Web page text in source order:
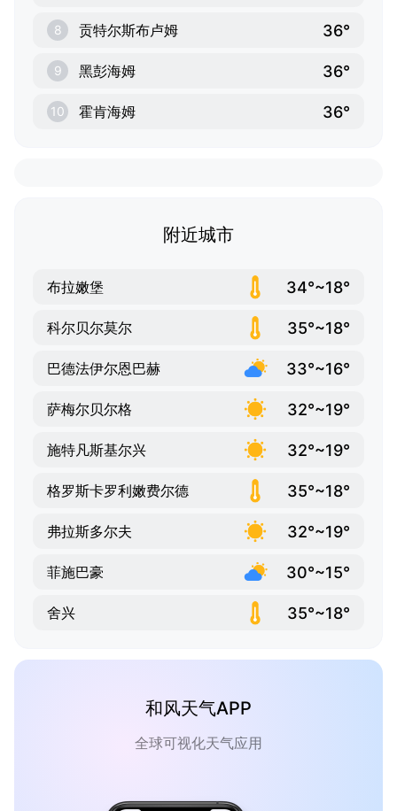
8 贡特尔斯布卢姆 36°
9 黑彭海姆 36°
10 霍肯海姆 36°
附近城市
布拉嫩堡 34°~18°
科尔贝尔莫尔 35°~18°
巴德法伊尔恩巴赫 33°~16°
萨梅尔贝尔格 32°~19°
施特凡斯基尔兴 32°~19°
格罗斯卡罗利嫩费尔德 35°~18°
弗拉斯多尔夫 32°~19°
菲施巴豪 30°~15°
舍兴 35°~18°
和风天气APP
全球可视化天气应用